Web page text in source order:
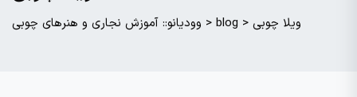
وودیانو:: آموزش نجاری و هنرهای چوبی > blog > ویلا چوبی